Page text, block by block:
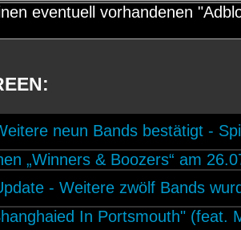
eventuell vorhandenen
neun Bands bestätigt -
„Winners & Boozers“ am
- Weitere zwölf Bands
In Portsmouth" (feat.